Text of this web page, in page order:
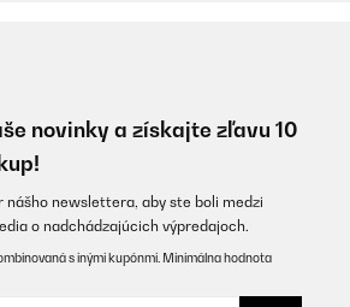
novinky a získajte zľavu 10
nášho newslettera, aby ste boli medzi
o nadchádzajúcich výpredajoch.
s inými kupónmi. Minimálna hodnota